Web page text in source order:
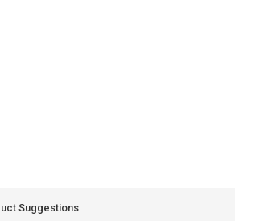
Suggestions